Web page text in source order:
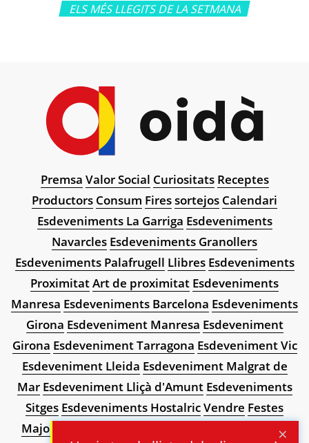
ELS MÉS LLEGITS DE LA SETMANA
Premsa Valor Social Curiositats Receptes
Productors Consum Firessortejos Calendari
Esdeveniments La Garriga Esdeveniments
Navarcles Esdeveniments Granollers
Esdeveniments Palafrugell Llibres Esdeveniments
ProximitatArt de proximitat Esdeveniments
Manresa Esdeveniments Barcelona Esdeveniments
Girona Esdeveniment Manresa Esdeveniment
Girona Esdeveniment Tarragona Esdeveniment Vic
Esdeveniment Lleida Esdeveniment Malgrat de
Mar Esdeveniment Lliçà d'Amunt Esdeveniments
Sitges Esdeveniments HostalricVendre Festes
Majors i Menors
Salut
×